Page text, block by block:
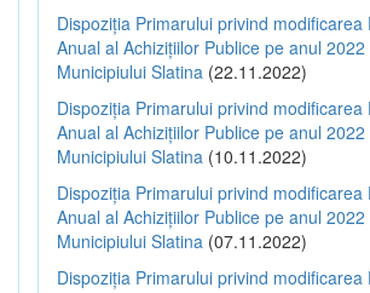
Dispoziția Primarului privind modificarea
Anual al Achizițiilor Publice pe anul
Municipiului Slatina (22.11.2022)
Dispoziția Primarului privind modificarea
Anual al Achizițiilor Publice pe anul
Municipiului Slatina (10.11.2022)
Dispoziția Primarului privind modificarea
Anual al Achizițiilor Publice pe anul
Municipiului Slatina (07.11.2022)
Dispoziția Primarului privind modificarea